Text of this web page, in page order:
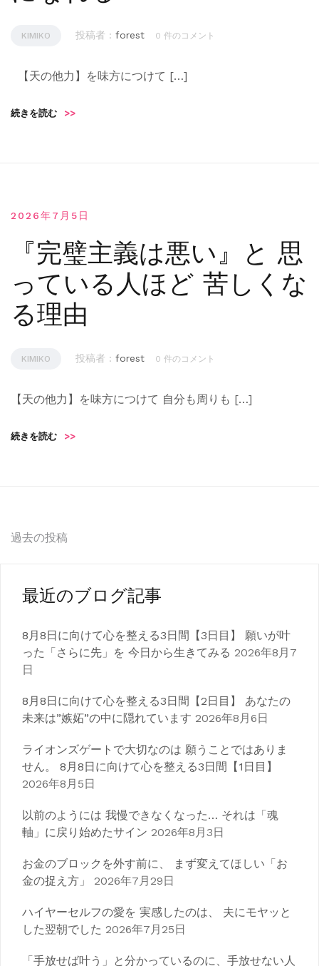
KIMIKO 投稿者 : forest 0 件のコメント
【天の他力】を味方につけて […]
続きを読む >>
2026年7月5日
『完璧主義は悪い』と 思
っている人ほど 苦しくな
る理由
KIMIKO 投稿者 : forest 0 件のコメント
【天の他力】を味方につけて 自分も周りも […]
続きを読む >>
投
ナ
ビ
ゲ
ー
シ
ョ
ン
過去の投稿
最近のブログ記事
8月8日に向けて心を整える3日間【3日目】 願いが叶
った「さらに先」を 今日から生きてみる 2026年8月7
日
8月8日に向けて心を整える3日間【2日目】 あなたの
未来は”嫉妬”の中に隠れています 2026年8月6日
ライオンズゲートで大切なのは 願うことではありま
せん。 8月8日に向けて心を整える3日間【1日目】
2026年8月5日
以前のようには 我慢できなくなった… それは「魂
軸」に戻り始めたサイン 2026年8月3日
お金のブロックを外す前に、 まず変えてほしい「お
金の捉え方」
2026年7月29日
ハイヤーセルフの愛を 実感したのは、 夫にモヤッと
した翌朝でした 2026年7月25日
「手放せば叶う」と分かっているのに、手放せない人